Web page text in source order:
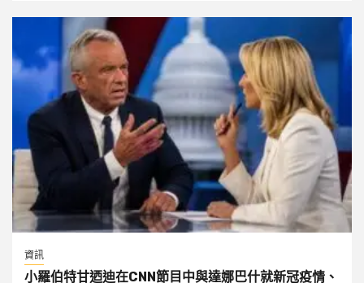
資訊
小羅伯特甘迺迪在CNN節目中與達娜巴什就新冠疫情、